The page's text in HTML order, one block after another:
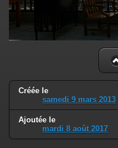
Créée le
samedi 9 mars 2013
Ajoutée le
mardi 8 août 2017